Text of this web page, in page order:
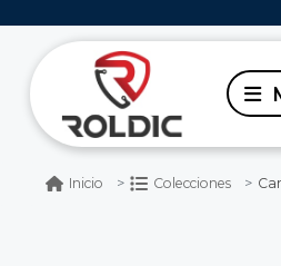
Inicio Colecciones